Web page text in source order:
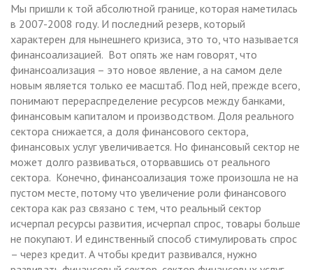
Мы пришли к той абсолютной границе, которая наметилась
в 2007-2008 году. И последний резерв, который
характерен для нынешнего кризиса, это то, что называется
финансоализацией. Вот опять же нам говорят, что
финансоализация – это новое явление, а на самом деле
новым является только ее масштаб. Под ней, прежде всего,
понимают перераспределение ресурсов между банками,
финансовым капиталом и производством. Доля реального
сектора снижается, а доля финансового сектора,
финансовых услуг увеличивается. Но финансовый сектор не
может долго развиваться, оторвавшись от реального
сектора. Конечно, финансоализация тоже произошла не на
пустом месте, потому что увеличение роли финансового
сектора как раз связано с тем, что реальный сектор
исчерпал ресурсы развития, исчерпал спрос, товары больше
не покупают. И единственный способ стимулировать спрос
– через кредит. А чтобы кредит развивался, нужно